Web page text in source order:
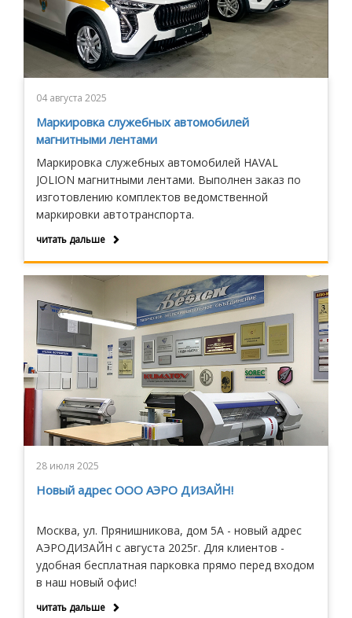
04 августа 2025
Маркировка служебных автомобилей
магнитными лентами
Маркировка служебных автомобилей HAVAL
JOLION магнитными лентами. Выполнен заказ по
изготовлению комплектов ведомственной
маркировки автотранспорта.
читать дальше
28 июля 2025
Новый адрес ООО АЭРО ДИЗАЙН!
Москва, ул. Прянишникова, дом 5А - новый адрес
АЭРОДИЗАЙН с августа 2025г. Для клиентов -
удобная бесплатная парковка прямо перед входом
в наш новый офис!
читать дальше